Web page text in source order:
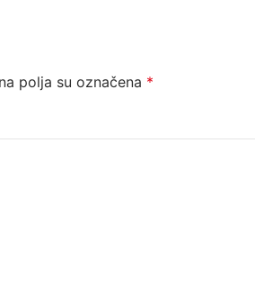
polja su označena *